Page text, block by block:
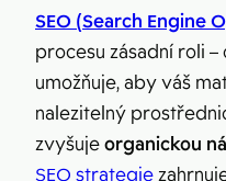
SEO (Search Engine
procesu zásadní roli
umožňuje, aby váš
nalezitelný
zvyšujeorganickou
SEO strategie